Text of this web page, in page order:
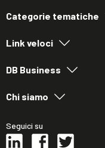
Categorie tematiche
Link veloci
DB Business
Chi siamo
Seguici su